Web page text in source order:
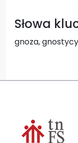
Słowa
gnoza,